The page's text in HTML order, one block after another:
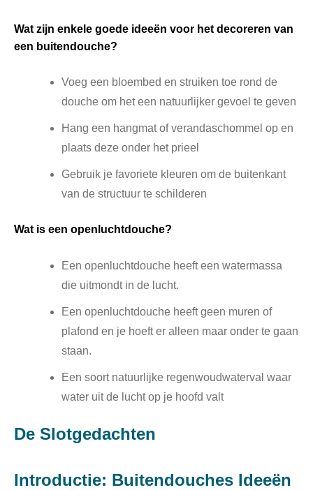
Wat zijn enkele goede ideeën voor het decoreren van
een buitendouche?
Voeg een bloembed en struiken toe rond de
douche om het een natuurlijker gevoel te geven
Hang een hangmat of verandaschommel op en
plaats deze onder het prieel
Gebruik je favoriete kleuren om de buitenkant
van de structuur te schilderen
Wat is een openluchtdouche?
Een openluchtdouche heeft een watermassa
die uitmondt in de lucht.
Een openluchtdouche heeft geen muren of
plafond en je hoeft er alleen maar onder te gaan
staan.
Een soort natuurlijke regenwoudwaterval waar
water uit de lucht op je hoofd valt
De Slotgedachten
Introductie: Buitendouches Ideeën